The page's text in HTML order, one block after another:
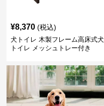
¥8,370 (税込)
犬トイレ 木製フレーム高床式犬
トイレ メッシュトレー付き